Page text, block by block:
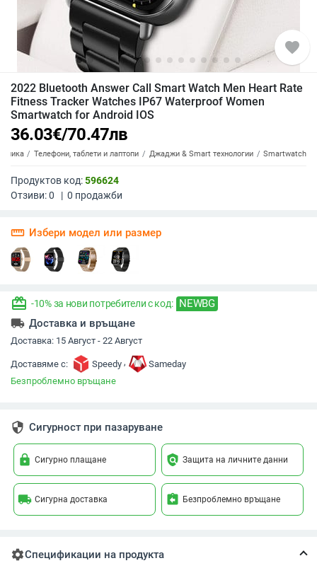
favorite
2022 Bluetooth Answer Call Smart Watch Men Heart Rate
Fitness Tracker Watches IP67 Waterproof Women
Smartwatch for Android IOS
36.03€/70.47лв
Телефони, таблети и лаптопи Джаджи & Smart технологии Smartwatch
Продуктов код:596624
Отзиви:0 | 0 продажби
straighten Избери модел или размер
redeem -10% за нови потребители с код: NEWBG
local_shipping Доставка и връщане
Доставка: 15 Август - 22 Август
Доставяме с: Speedy ,
Sameday
Безпроблемно връщане
security Сигурност при пазаруване
lock Сигурно плащане policy Защита на личните данни
local_shipping Сигурна доставка assignment_return Безпроблемно връщане
settingsСпецификации на продукта